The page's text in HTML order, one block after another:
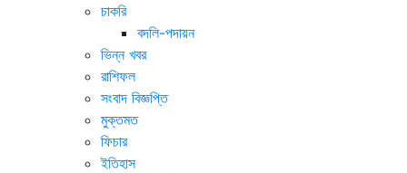
চাকরি
বদলি-পদায়ন
ভিন্ন খবর
রাশিফল
সংবাদ বিজ্ঞপ্তি
মুক্তমত
ফিচার
ইতিহাস